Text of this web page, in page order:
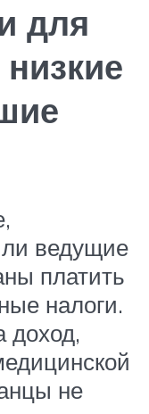
для
ведущие
платить
налоги.
доход,
не